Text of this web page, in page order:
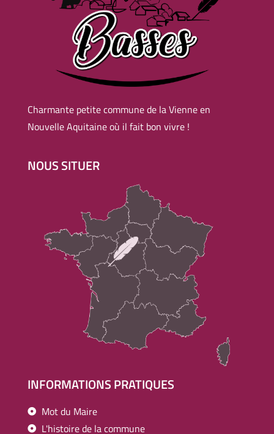
Charmante petite commune de la Vienne en
Nouvelle Aquitaine où il fait bon vivre !
NOUS SITUER
INFORMATIONS PRATIQUES
Mot du Maire
L'histoire de la commune